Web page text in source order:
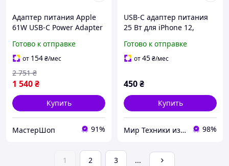
Адаптер питания Apple
61W USB-C Power Adapter
Готово к отправке
от 154₴/мес
1 540₴
2 751 ₴
Купить
МастерШоп 91%
USB-C адаптер питания
25 Вт для iPhone 12,
зарядка Type-C для Apple,
кабель для iPhone,
Готово к отправке
от45₴/мес
450₴
Купить
Мир Техники из Европы 98%
1 2 3 ...